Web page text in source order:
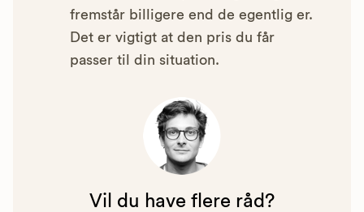
fremstår billigere end de egentlig er.
Det er vigtigt at den pris du får
passer til din situation.
Vil du have flere råd?